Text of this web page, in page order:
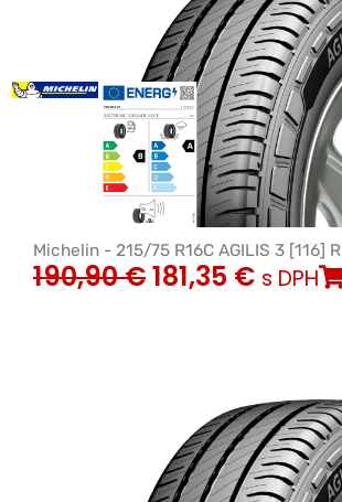
Michelin - 215/75 R16C AGILIS 3 [116] R
190,90€181,35 € s DPH